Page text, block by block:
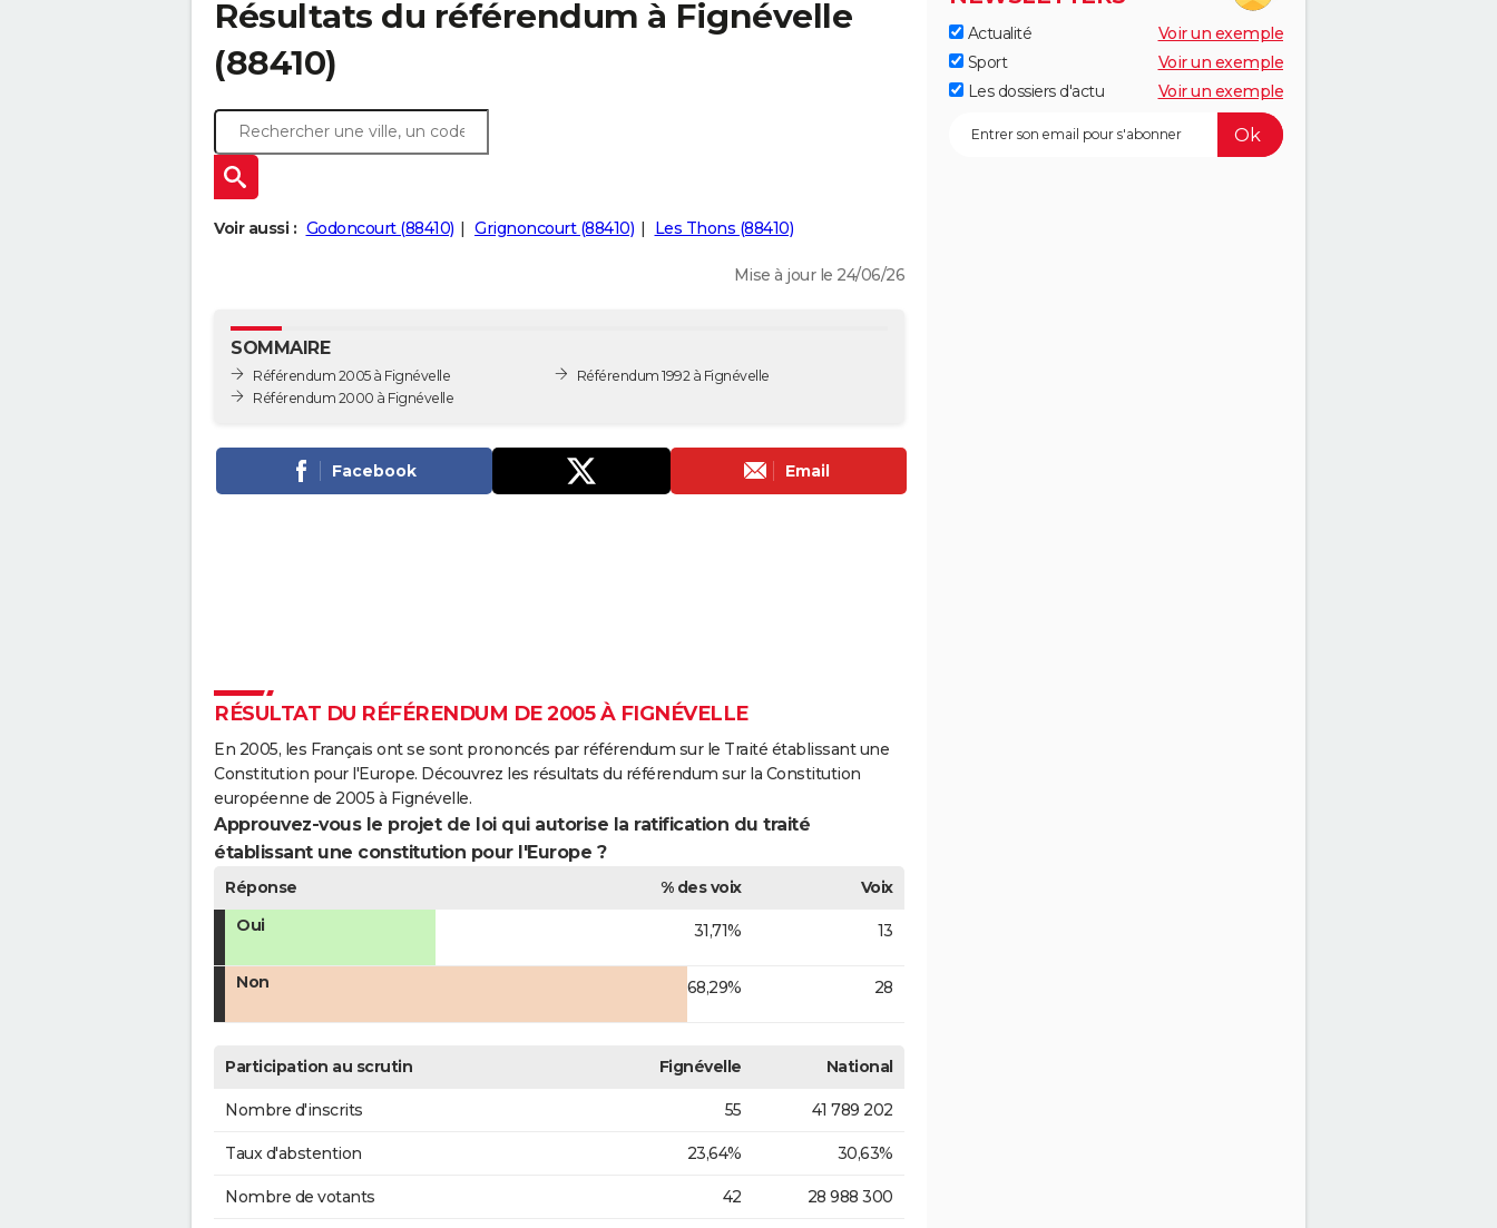
Résultats du référendum à Fignévelle
(88410)
Voir aussi : Godoncourt (88410) Grignoncourt (88410) Les Thons (88410)
Mise à jour le 24/06/26
SOMMAIRE
Référendum 2005 à Fignévelle
Référendum 2000 à Fignévelle
Référendum 1992 à Fignévelle
Facebook Email
RÉSULTAT DU RÉFÉRENDUM DE 2005 À FIGNÉVELLE
En 2005, les Français ont se sont prononcés par référendum sur le Traité établissant une
Constitution pour l'Europe. Découvrez les résultats du référendum sur la Constitution
européenne de 2005 à Fignévelle.
Approuvez-vous le projet de loi qui autorise la ratification du traité
établissant une constitution pour l'Europe ?
Réponse % des voix
Voix
Oui
31,71% 13
Non 68,29% 28
Participation au scrutin Fignévelle National
Nombre d'inscrits 55 41 789 202
Taux d'abstention 23,64% 30,63%
Nombre de votants 42 28 988 300
Actualité
Voir un exemple
Sport
Voir un exemple
Les dossiers d'actu
Voir un exemple